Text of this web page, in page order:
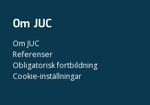
Om JUC
Om JUC
Referenser
Obligatorisk fortbildning
Cookie-inställningar